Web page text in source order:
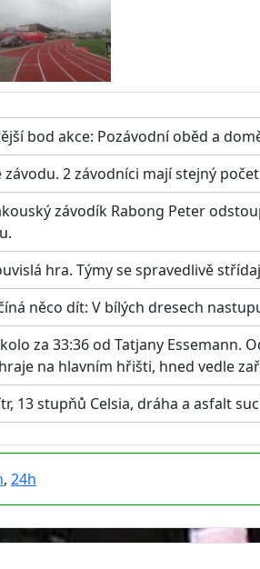
bod akce: Pozávodní oběd a
2 závodníci mají stejný
závodík Rabong Peter
hra. Týmy se spravedlivě
něco dít: V bílých dresech
za 33:36 od Tatjany Essemann.
na hlavním hřišti, hned vedle
13 stupňů Celsia, dráha a asfalt
, 24h